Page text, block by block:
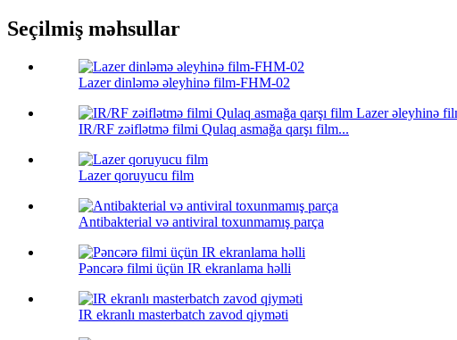
Seçilmiş məhsullar
Lazer dinləmə əleyhinə film-FHM-02
IR/RF zəiflətmə filmi Qulaq asmağa qarşı film...
Lazer qoruyucu film
Antibakterial və antiviral toxunmamış parça
Pəncərə filmi üçün IR ekranlama həlli
IR ekranlı masterbatch zavod qiyməti